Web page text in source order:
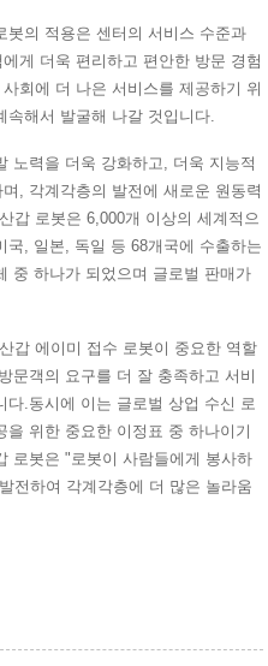
봇의 적용은 센터의 서비스 수준과
게 더욱 편리하고 편안한 방문 경험
회에 더 나은 서비스를 제공하기 위
속해서 발굴해 나갈 것입니다.
노력을 더욱 강화하고, 더욱 지능적
, 각계각층의 발전에 새로운 원동력
갑 로봇은 6,000개 이상의 세계적으
, 일본, 독일 등 68개국에 수출하는
중 하나가 되었으며 글로벌 판매가
갑 에이미 접수 로봇이 중요한 역할
문객의 요구를 더 잘 충족하고 서비
다.동시에 이는 글로벌 상업 수신 로
위한 중요한 이정표 중 하나이기
로봇은 "로봇이 사람들에게 봉사하
전하여 각계각층에 더 많은 놀라움